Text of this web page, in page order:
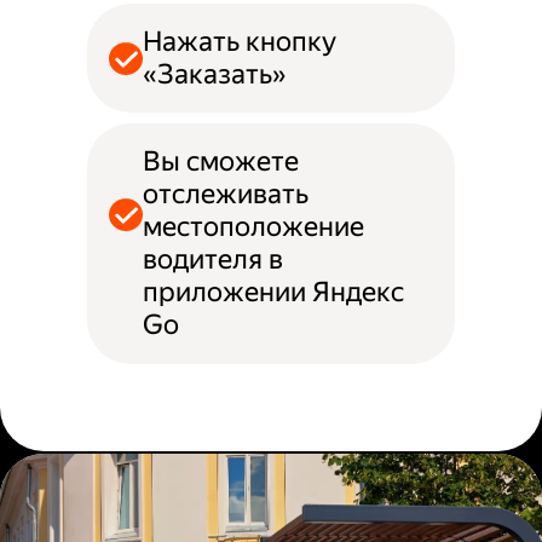
Нажать кнопку
«Заказать»
Вы сможете
отслеживать
местоположение
водителя в
приложении Яндекс
Go